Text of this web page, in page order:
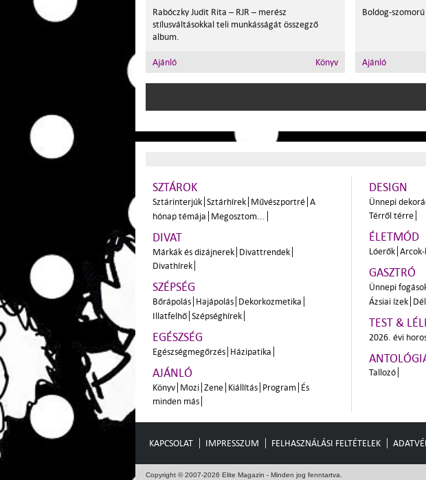
Rabóczky Judit Rita – RJR – merész
stílusváltásokkal teli munkásságát összegző
album.
Ajánló Könyv
Boldog-
Ajánló
SZTÁROK
Sztárinterjúk Sztárhírek Művészportré A
hónap témája Megosztom...
DIVAT
Márkák és dizájnerek Divattrendek
Divathírek
SZÉPSÉG
Bőrápolás Hajápolás Dekorkozmetika
Illatfelhő Szépséghírek
EGÉSZSÉG
Egészségmegőrzés Házipatika
AJÁNLÓ
Könyv Mozi Zene Kiállítás Program És
minden más
DESIGN
Ünnepi
Térről térre
ÉLETMÓD
Lóerők
GASZTRÓ
Ünnepi
Ázsiai ízek
TEST &
2026. évi
Tallozó
KAPCSOLAT IMPRESSZUM FELHASZNÁLÁSI FELTÉTELEK
Copyright © 2007-2026 Elite Magazin - Minden jog fenntartva.